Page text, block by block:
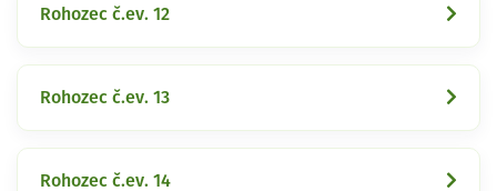
Rohozec č.ev. 12
Rohozec č.ev. 13
Rohozec č.ev. 14